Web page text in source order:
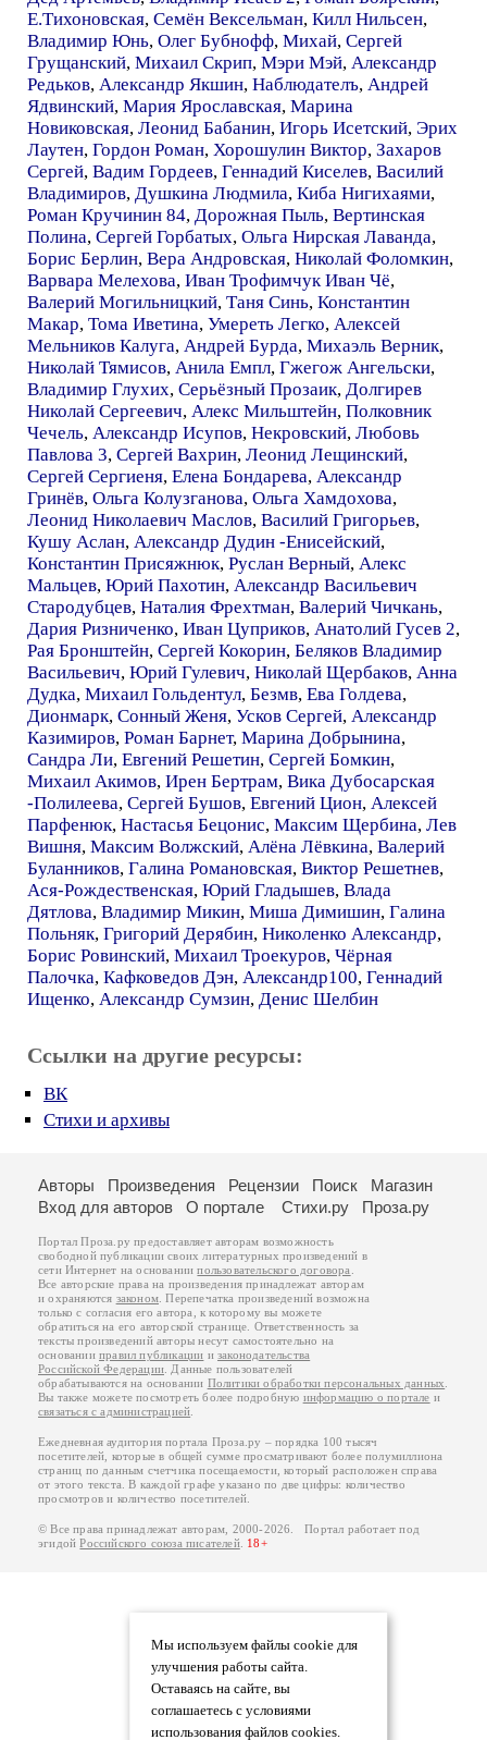
E.Тихоновская, Семён Вексельман, Килл Нильсен,
Владимир Юнь, Олег Бубнофф, Михай, Сергей
Грущанский, Михаил Скрип, Мэри Мэй, Александр
Редьков, Александр Якшин, Наблюдателъ, Андрей
Ядвинский, Мария Ярославская, Марина
Новиковская, Леонид Бабанин, Игорь Исетский, Эрих
Лаутен, Гордон Роман, Хорошулин Виктор, Захаров
Сергей, Вадим Гордеев, Геннадий Киселев, Василий
Владимиров, Душкина Людмила, Киба Нигихаями,
Роман Кручинин 84, Дорожная Пыль, Вертинская
Полина, Сергей Горбатых, Ольга Нирская Лаванда,
Борис Берлин, Вера Андровская, Николай Фоломкин,
Варвара Мелехова, Иван Трофимчук Иван Чё,
Валерий Могильницкий, Таня Синь, Константин
Макар, Тома Иветина, Умереть Легко, Алексей
Мельников Калуга, Андрей Бурда, Михаэль Верник,
Николай Тямисов, Анила Емпл, Гжегож Ангельски,
Владимир Глухих, Серьёзный Прозаик, Долгирев
Николай Сергеевич, Алекс Мильштейн, Полковник
Чечель, Александр Исупов, Некровский, Любовь
Павлова 3, Сергей Вахрин, Леонид Лещинский,
Сергей Сергиеня, Елена Бондарева, Александр
Гринёв, Ольга Колузганова, Ольга Хамдохова,
Леонид Николаевич Маслов, Василий Григорьев,
Кушу Аслан, Александр Дудин -Енисейский,
Константин Присяжнюк, Руслан Верный, Алекс
Мальцев, Юрий Пахотин, Александр Васильевич
Стародубцев, Наталия Фрехтман, Валерий Чичкань,
Дария Ризниченко, Иван Цуприков, Анатолий Гусев 2,
Рая Бронштейн, Сергей Кокорин, Беляков Владимир
Васильевич, Юрий Гулевич, Николай Щербаков, Анна
Дудка, Михаил Гольдентул, Безмв, Ева Голдева,
Дионмарк, Сонный Женя, Усков Сергей, Александр
Казимиров, Роман Барнет, Марина Добрынина,
Сандра Ли, Евгений Решетин, Сергей Бомкин,
Михаил Акимов, Ирен Бертрам, Вика Дубосарская
-Полилеева, Сергей Бушов, Евгений Цион, Алексей
Парфенюк, Настасья Бецонис, Максим Щербина, Лев
Вишня, Максим Волжский, Алёна Лёвкина, Валерий
Буланников, Галина Романовская, Виктор Решетнев,
Ася-Рождественская, Юрий Гладышев, Влада
Дятлова, Владимир Микин, Миша Димишин, Галина
Польняк, Григорий Дерябин, Николенко Александр,
Борис Ровинский, Михаил Троекуров, Чёрная
Палочка, Кафковедов Дэн, Александр100, Геннадий
Ищенко, Александр Сумзин, Денис Шелбин
Ссылки на другие ресурсы:
ВК
Стихи и архивы
Мы используем файлы cookie для
улучшения работы сайта.
Оставаясь на сайте, вы
соглашаетесь с условиями
использования файлов cookies.
Авторы Произведения Рецензии Поиск
Магазин
Вход для авторов
О портале Стихи.ру Проза.ру
Портал Проза.ру предоставляет авторам возможность
свободной публикации своих литературных произведений в
сети Интернет на основаниипользовательского договора
Все авторские права на произведения принадлежат авторам
и охраняются законом . Перепечатка произведений возможна
только с согласия его автора, к которому вы можете
обратиться на его авторской странице. Ответственность за
тексты произведений авторы несут самостоятельно на
основанииправил публикации изаконодательства
Российской Федерации . Данные пользователей
обрабатываются на основании Политики обработки персональных данных
Вы также можете посмотреть более подробную информацию о портале и
связаться с администрацией
Ежедневная аудитория портала Проза.ру – порядка 100 тысяч
посетителей, которые в общей сумме просматривают более полумиллиона
страниц по данным счетчика посещаемости, который расположен справа
от этого текста. В каждой графе указано по две цифры: количество
просмотров и количество посетителей.
© Все права принадлежат авторам, 2000-2026. Портал работает под
эгидойРоссийского союза писателей. 18+